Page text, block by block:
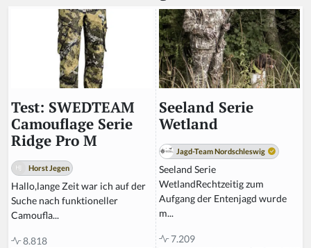
Test: SWEDTEAM
Camouflage Serie
Ridge Pro M
Horst Jegen
Hallo,lange Zeit war ich auf der
Suche nach funktioneller
Camoufla...
8.818
Seeland Serie
Wetland
Jagd-Team Nordschleswig
Seeland Serie
WetlandRechtzeitig zum
Aufgang der Entenjagd wurde
m...
7.209